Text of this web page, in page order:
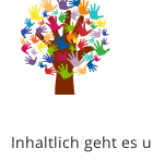
Inhaltlich geht es